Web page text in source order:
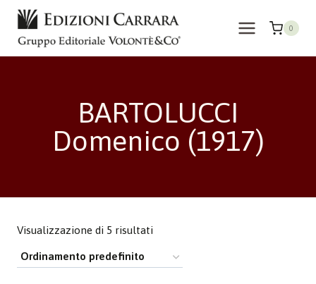
Salta
contenuto
0
BARTOLUCCI
Domenico (1917)
Visualizzazione di 5 risultati